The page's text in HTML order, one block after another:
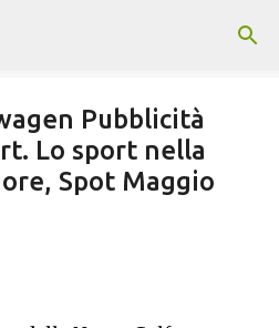
principali
Pubblicità
Lo sport nella
Spot Maggio